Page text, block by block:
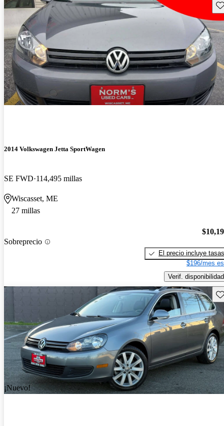
2014 Volkswagen Jetta SportWagen
SE FWD 114,495 millas
Wiscasset, ME
27 millas
Sobreprecio
El precio incluye tasas
$196/mes
Verif. disponibilidad
¡Nuevo!